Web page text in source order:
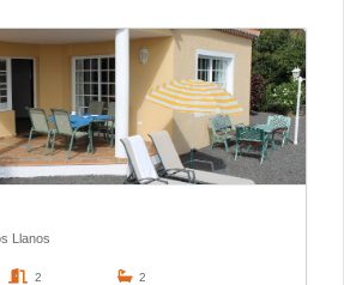
Llanos
2 2